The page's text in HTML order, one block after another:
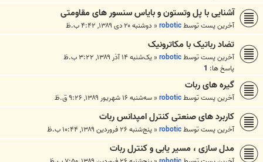
آشنایی با پل وتستون و بایاس سنسور های مقاومتی
آخرین پست توسطrobotic
« دوشنبه ۲۰ دی ۱۳۸۹, ۴:۴۲ ب.ظ
تضاد رباتیک با مکاترونیک
آخرین پست توسطrobotic
« یک‌شنبه ۱۴ آذر ۱۳۸۹, ۳:۲۲ ب.ظ
پاسخ ها: 1
گیره های ربات
آخرین پست توسطrobotic
« سه‌شنبه ۱۶ شهریور ۱۳۸۹, ۹:۲۶ ق.ظ
کاربرد های صنعتی کنترل امپدانس ربات
آخرین پست توسطrobotic
« پنج‌شنبه ۲۶ فروردین ۱۳۸۹, ۱۰:۴۴ ب.ظ
مدل سازی ، مسیر یابی و کنترل ربات